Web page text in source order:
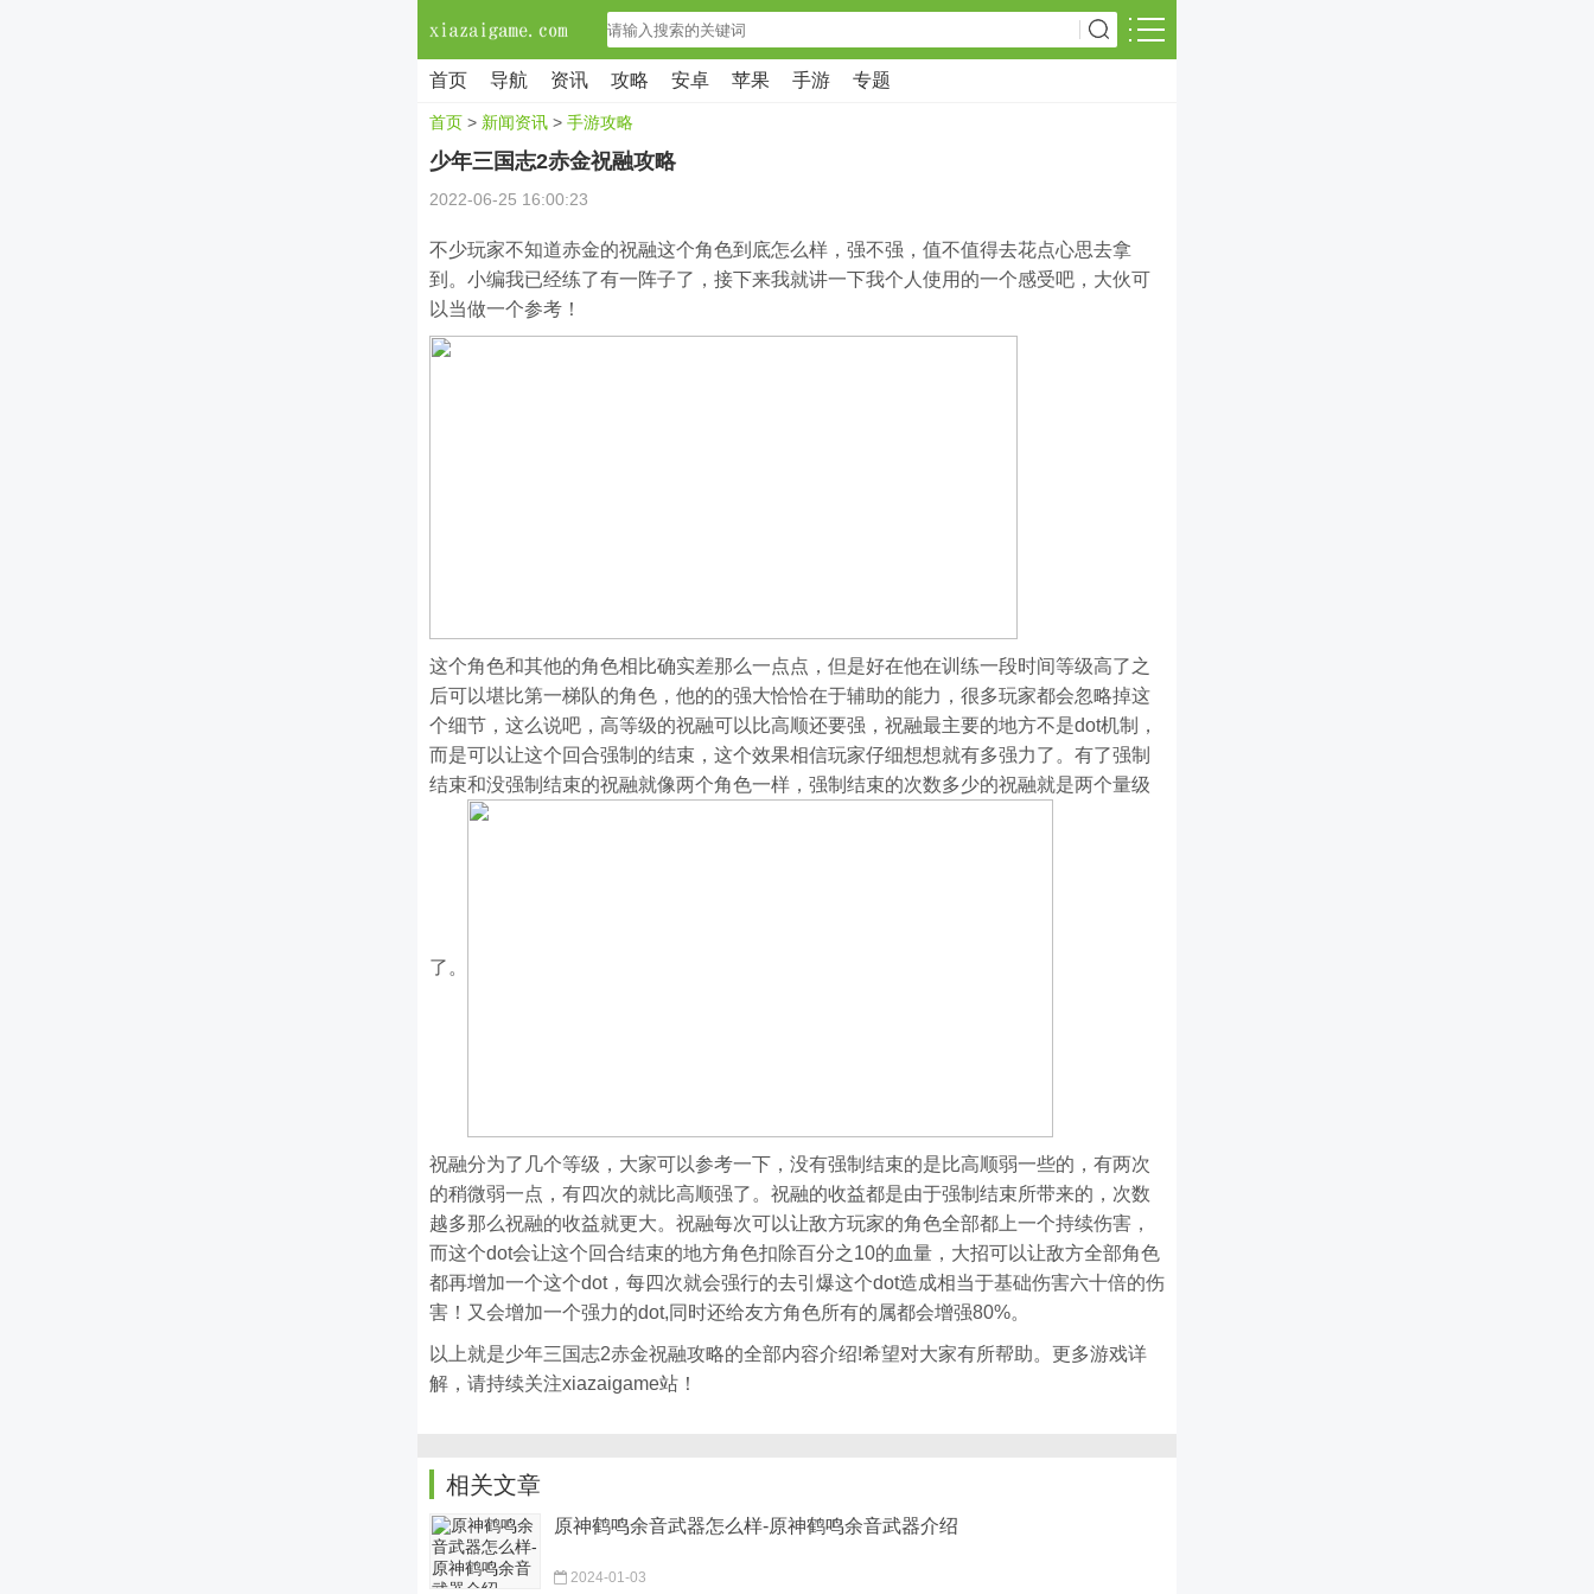
首页 导航 资讯 攻略 安卓 苹果 手游 专题
首页 > 新闻资讯 > 手游攻略
少年三国志2赤金祝融攻略
2022-06-25 16:00:23
不少玩家不知道赤金的祝融这个角色到底怎么样，强不强，值不值得去花点心思去拿
到。小编我已经练了有一阵子了，接下来我就讲一下我个人使用的一个感受吧，大伙可
以当做一个参考！
这个角色和其他的角色相比确实差那么一点点，但是好在他在训练一段时间等级高了之
后可以堪比第一梯队的角色，他的的强大恰恰在于辅助的能力，很多玩家都会忽略掉这
个细节，这么说吧，高等级的祝融可以比高顺还要强，祝融最主要的地方不是dot机制，
而是可以让这个回合强制的结束，这个效果相信玩家仔细想想就有多强力了。有了强制
结束和没强制结束的祝融就像两个角色一样，强制结束的次数多少的祝融就是两个量级
了。
祝融分为了几个等级，大家可以参考一下，没有强制结束的是比高顺弱一些的，有两次
的稍微弱一点，有四次的就比高顺强了。祝融的收益都是由于强制结束所带来的，次数
越多那么祝融的收益就更大。祝融每次可以让敌方玩家的角色全部都上一个持续伤害，
而这个dot会让这个回合结束的地方角色扣除百分之10的血量，大招可以让敌方全部角色
都再增加一个这个dot，每四次就会强行的去引爆这个dot造成相当于基础伤害六十倍的伤
害！又会增加一个强力的dot,同时还给友方角色所有的属都会增强80%。
以上就是少年三国志2赤金祝融攻略的全部内容介绍!希望对大家有所帮助。更多游戏详
解，请持续关注xiazaigame站！
相关文章
原神鹤鸣余音武器怎么样-原神鹤鸣余音武器介绍
2024-01-03